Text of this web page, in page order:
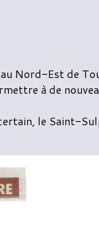
Nord-Est de
à de
le Saint-